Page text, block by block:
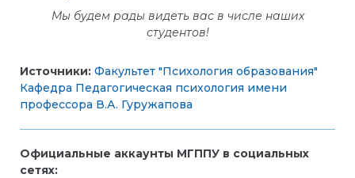
Мы будем рады видеть вас в числе наших
студентов!
Источники: Факультет "Психология образования"
Кафедра Педагогическая психология имени
профессора В.А. Гуружапова
Официальные аккаунты МГППУ в социальных
сетях: